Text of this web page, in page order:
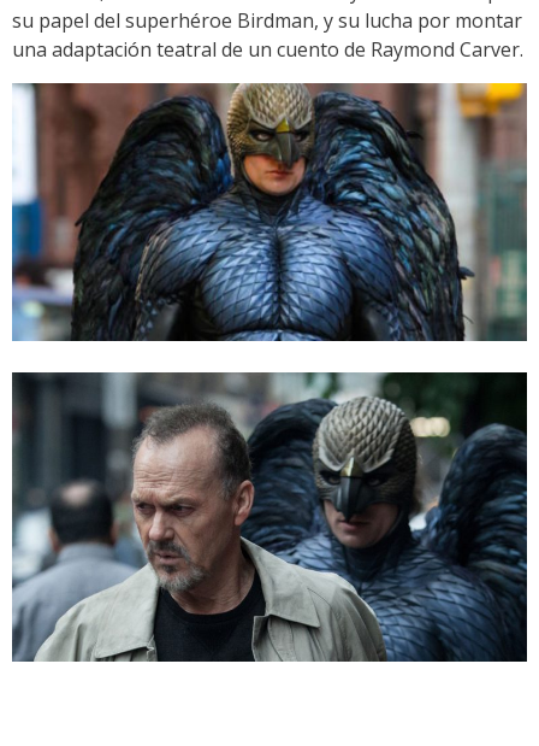
su papel del superhéroe Birdman, y su lucha por montar
una adaptación teatral de un cuento de Raymond Carver.